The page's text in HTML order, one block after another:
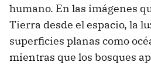
humano. En las imágenes
Tierra desde el espacio, la
superficies planas como
mientras que los bosques